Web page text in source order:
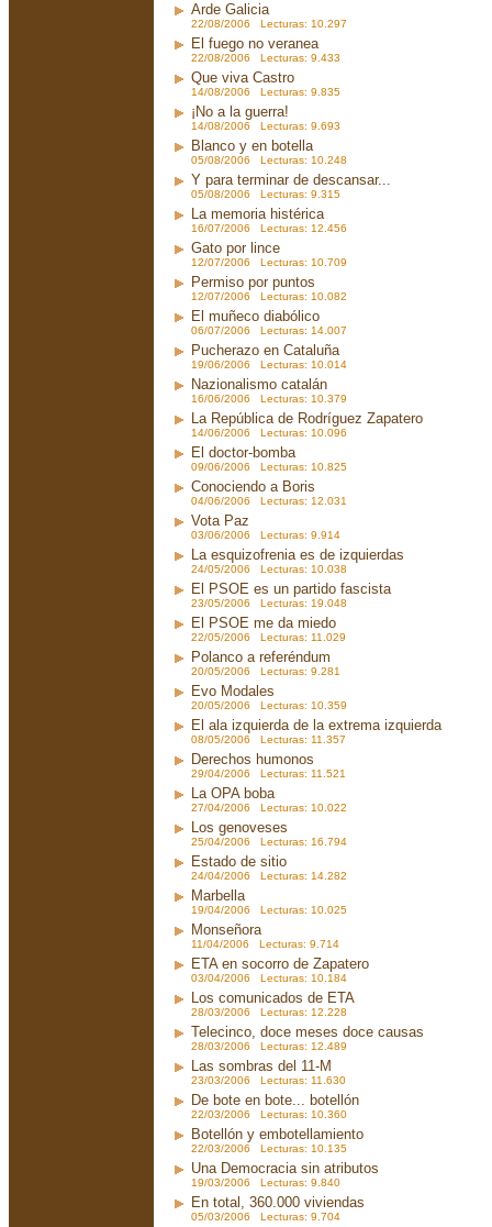
Arde Galicia
22/08/2006 Lecturas: 10.297
El fuego no veranea
22/08/2006 Lecturas: 9.433
Que viva Castro
14/08/2006 Lecturas: 9.835
¡No a la guerra!
14/08/2006 Lecturas: 9.693
Blanco y en botella
05/08/2006 Lecturas: 10.248
Y para terminar de descansar...
05/08/2006 Lecturas: 9.315
La memoria histérica
16/07/2006 Lecturas: 12.456
Gato por lince
12/07/2006 Lecturas: 10.709
Permiso por puntos
12/07/2006 Lecturas: 10.082
El muñeco diabólico
06/07/2006 Lecturas: 14.007
Pucherazo en Cataluña
19/06/2006 Lecturas: 10.014
Nazionalismo catalán
16/06/2006 Lecturas: 10.379
La República de Rodríguez Zapatero
14/06/2006 Lecturas: 10.096
El doctor-bomba
09/06/2006 Lecturas: 10.825
Conociendo a Boris
04/06/2006 Lecturas: 12.031
Vota Paz
03/06/2006 Lecturas: 9.914
La esquizofrenia es de izquierdas
24/05/2006 Lecturas: 10.038
El PSOE es un partido fascista
23/05/2006 Lecturas: 19.048
El PSOE me da miedo
22/05/2006 Lecturas: 11.029
Polanco a referéndum
20/05/2006 Lecturas: 9.281
Evo Modales
20/05/2006 Lecturas: 10.359
El ala izquierda de la extrema izquierda
08/05/2006 Lecturas: 11.357
Derechos humonos
29/04/2006 Lecturas: 11.521
La OPA boba
27/04/2006 Lecturas: 10.022
Los genoveses
25/04/2006 Lecturas: 16.794
Estado de sitio
24/04/2006 Lecturas: 14.282
Marbella
19/04/2006 Lecturas: 10.025
Monseñora
11/04/2006 Lecturas: 9.714
ETA en socorro de Zapatero
03/04/2006 Lecturas: 10.184
Los comunicados de ETA
28/03/2006 Lecturas: 12.228
Telecinco, doce meses doce causas
28/03/2006 Lecturas: 12.489
Las sombras del 11-M
23/03/2006 Lecturas: 11.630
De bote en bote... botellón
22/03/2006 Lecturas: 10.360
Botellón y embotellamiento
22/03/2006 Lecturas: 10.135
Una Democracia sin atributos
19/03/2006 Lecturas: 9.840
En total, 360.000 viviendas
05/03/2006 Lecturas: 9.704